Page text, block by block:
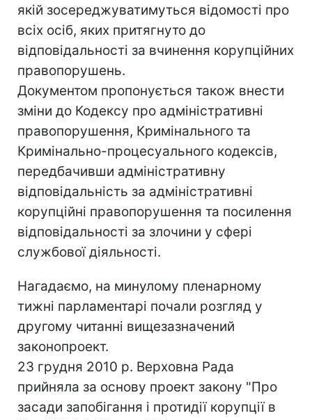
якій зосереджуватимуться відомості про
всіх осіб, яких притягнуто до
відповідальності за вчинення корупційних
правопорушень.
Документом пропонується також внести
зміни до Кодексу про адміністративні
правопорушення, Кримінального та
Кримінально-процесуального кодексів,
передбачивши адміністративну
відповідальність за адміністративні
корупційні правопорушення та посилення
відповідальності за злочини у сфері
службової діяльності.
Нагадаємо, на минулому пленарному
тижні парламентарі почали розгляд у
другому читанні вищезазначений
законопроект.
23 грудня 2010 р. Верховна Рада
прийняла за основу проект закону "Про
засади запобігання і протидії корупції в